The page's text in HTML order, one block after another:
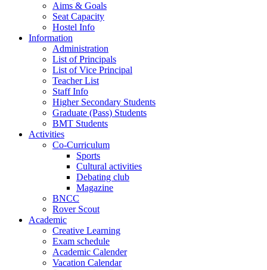
Aims & Goals
Seat Capacity
Hostel Info
Information
Administration
List of Principals
List of Vice Principal
Teacher List
Staff Info
Higher Secondary Students
Graduate (Pass) Students
BMT Students
Activities
Co-Curriculum
Sports
Cultural activities
Debating club
Magazine
BNCC
Rover Scout
Academic
Creative Learning
Exam schedule
Academic Calender
Vacation Calendar